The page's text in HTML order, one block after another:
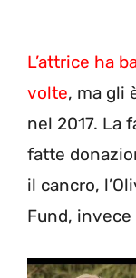
L’attrice ha
volte, ma gli
nel 2017. La
fatte
il cancro,
Fund, invece